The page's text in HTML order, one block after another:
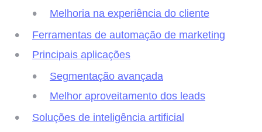
Melhoria na experiência do cliente
Ferramentas de automação de marketing
Principais aplicações
Segmentação avançada
Melhor aproveitamento dos leads
Soluções de inteligência artificial